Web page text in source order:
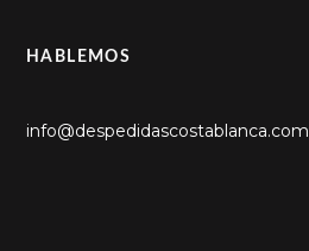
HABLEMOS
info@despedidascostablanca.com